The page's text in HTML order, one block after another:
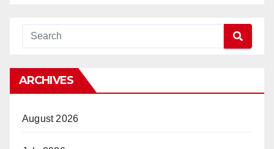
ARCHIVES
August 2026